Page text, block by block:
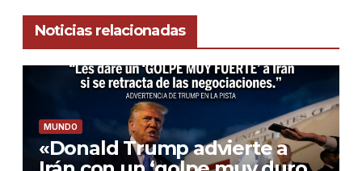
Noticias relacionadas
MUNDO
«Donald Trump advierte a